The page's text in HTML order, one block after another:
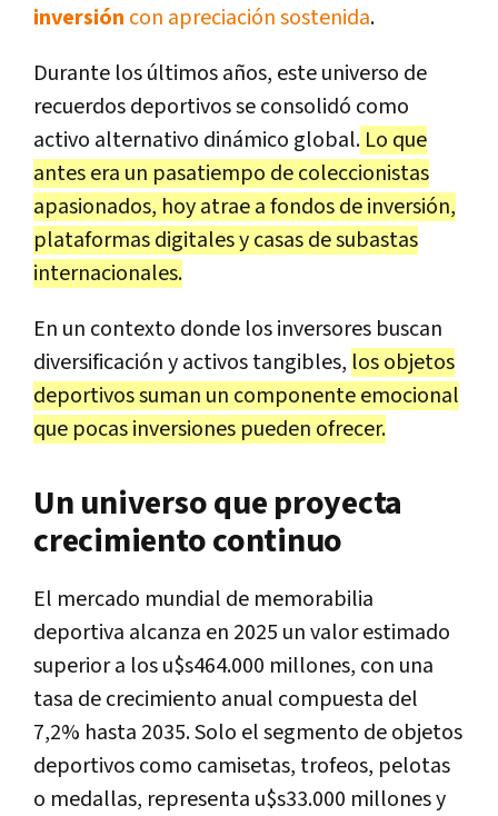
inversión con apreciación sostenida.
Durante los últimos años, este universo de
recuerdos deportivos se consolidó como
activo alternativo dinámico global. Lo que
antes era un pasatiempo de coleccionistas
apasionados, hoy atrae a fondos de inversión,
plataformas digitales y casas de subastas
internacionales.
En un contexto donde los inversores buscan
diversificación y activos tangibles, los objetos
deportivos suman un componente emocional
que pocas inversiones pueden ofrecer.
Un universo que proyecta
crecimiento continuo
El mercado mundial de memorabilia
deportiva alcanza en 2025 un valor estimado
superior a los u$s464.000 millones, con una
tasa de crecimiento anual compuesta del
7,2% hasta 2035. Solo el segmento de objetos
deportivos como camisetas, trofeos, pelotas
o medallas, representa u$s33.000 millones y